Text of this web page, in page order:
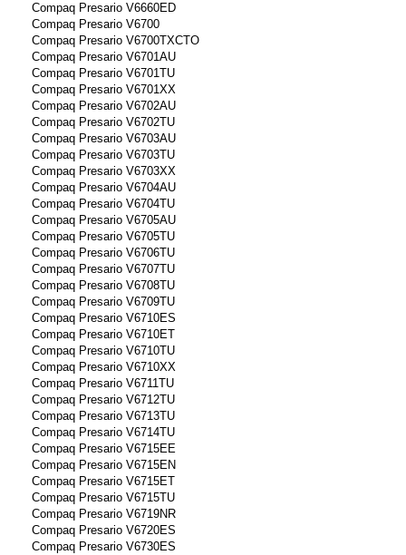
Compaq Presario V6660ED
Compaq Presario V6700
Compaq Presario V6700TXCTO
Compaq Presario V6701AU
Compaq Presario V6701TU
Compaq Presario V6701XX
Compaq Presario V6702AU
Compaq Presario V6702TU
Compaq Presario V6703AU
Compaq Presario V6703TU
Compaq Presario V6703XX
Compaq Presario V6704AU
Compaq Presario V6704TU
Compaq Presario V6705AU
Compaq Presario V6705TU
Compaq Presario V6706TU
Compaq Presario V6707TU
Compaq Presario V6708TU
Compaq Presario V6709TU
Compaq Presario V6710ES
Compaq Presario V6710ET
Compaq Presario V6710TU
Compaq Presario V6710XX
Compaq Presario V6711TU
Compaq Presario V6712TU
Compaq Presario V6713TU
Compaq Presario V6714TU
Compaq Presario V6715EE
Compaq Presario V6715EN
Compaq Presario V6715ET
Compaq Presario V6715TU
Compaq Presario V6719NR
Compaq Presario V6720ES
Compaq Presario V6730ES